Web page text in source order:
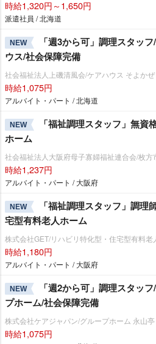
時給1,320円～1,650円
派遣社員 / 北海道
NEW
「週3から可」調理スタッ
ウス/社会保障完備
社会福祉法人上磯清風会/ケアハウス そよかぜ
時給1,075円
アルバイト・パート / 北海道
NEW
「福祉調理スタッフ」無資
ホーム
社会福祉法人大阪府母子寡婦福祉連合会/枚方
時給1,237円
アルバイト・パート / 大阪府
NEW
「福祉調理スタッフ」調
宅型有料老人ホーム
株式会社GET/リハビリ特化型・住宅型有料老
時給1,180円
アルバイト・パート / 大阪府
NEW
「週2から可」調理スタッ
プホーム/社会保障完備
株式会社ケアジャパン/グループホーム 永山亭
時給1,075円